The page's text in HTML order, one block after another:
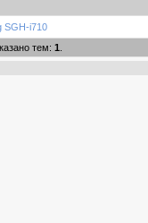
SGH-i710
тем: 1